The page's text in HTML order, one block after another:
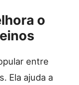
o
entre
Ela ajuda a